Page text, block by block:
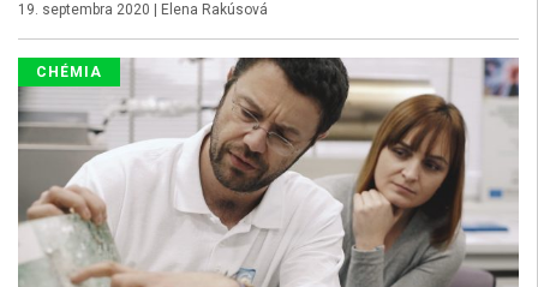
19. septembra 2020 Elena Rakúsová
CHÉMIA